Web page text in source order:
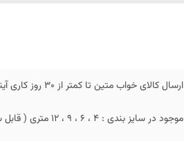
ارسال کالای خواب متین تا کمتر از 30 روز کاری آینده
موجود در سایز بندی : 4 ، 6 ، 9 ، 12 متری ( قابل سفارش در ابعاد دلخواه-سایز غیر استاندارد)